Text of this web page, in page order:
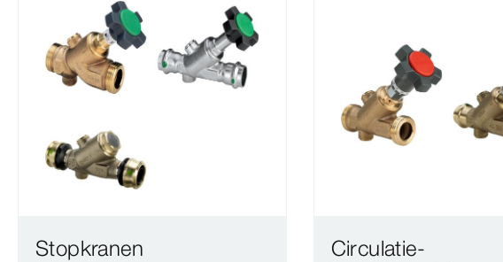
Stopkranen
Circulatie-